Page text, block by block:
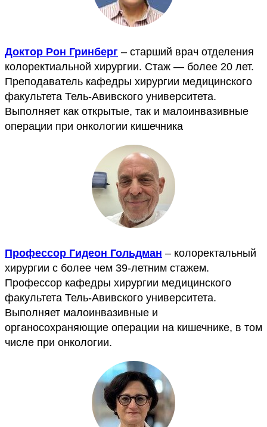
Доктор Рон Гринберг – старший врач отделения
колоректиальной хирургии. Стаж — более 20 лет.
Преподаватель кафедры хирургии медицинского
факультета Тель-Авивского университета.
Выполняет как открытые, так и малоинвазивные
операции при онкологии кишечника
Профессор Гидеон Гольдман – колоректальный
хирургии с более чем 39-летним стажем.
Профессор кафедры хирургии медицинского
факультета Тель-Авивского университета.
Выполняет малоинвазивные и
органосохраняющие операции на кишечнике, в том
числе при онкологии.